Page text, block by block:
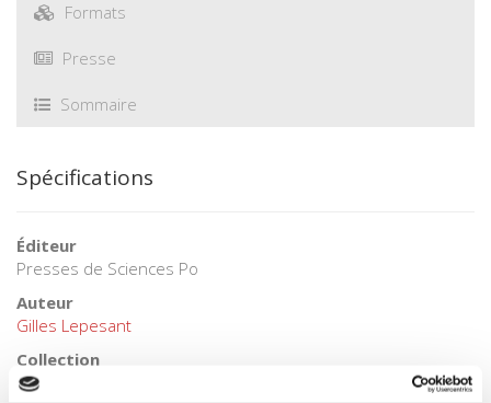
Formats
Presse
Sommaire
Spécifications
Éditeur
Presses de Sciences Po
Auteur
Gilles Lepesant
Collection
Académique